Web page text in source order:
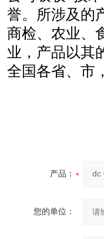
誉。所涉及的
商检、农业、
业，产品以其
全国各省、市
产品：
您的单位：